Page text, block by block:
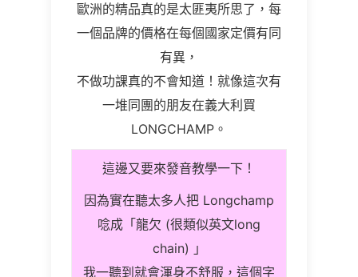
歐洲的精品真的是太匪夷所思了，每
一個品牌的價格在每個國家定價有同
有異，
不做功課真的不會知道！就像這次有
一堆同團的朋友在義大利買
LONGCHAMP。
這邊又要來發音教學一下！
因為實在聽太多人把 Longchamp
唸成「龍欠 (很類似英文long
chain) 」
我一聽到就會渾身不舒服，這個字